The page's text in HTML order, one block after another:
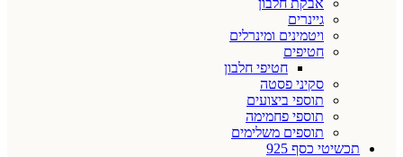
אבקת חלבון
גיינרים
ויטמינים ומינרלים
חטיפים
חטיפי חלבון
סקיני פסטה
תוספי ביצועים
תוספי פחמימה
תוספים משלימים
תכשיטי כסף 925